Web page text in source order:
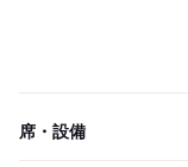
席・設備